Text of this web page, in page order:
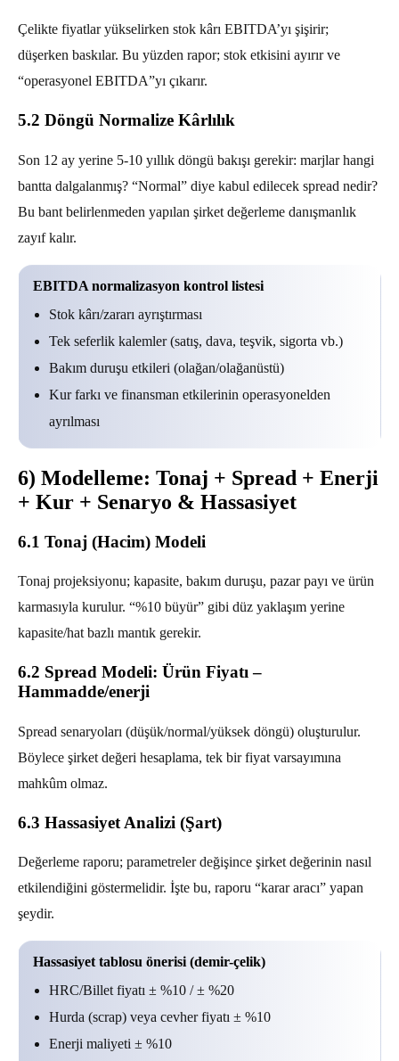
Çelikte fiyatlar yükselirken stok kârı EBITDA’yı şişirir;
düşerken baskılar. Bu yüzden rapor; stok etkisini ayırır ve
“operasyonel EBITDA”yı çıkarır.
5.2 Döngü Normalize Kârlılık
Son 12 ay yerine 5-10 yıllık döngü bakışı gerekir: marjlar hangi
bantta dalgalanmış? “Normal” diye kabul edilecek spread nedir?
Bu bant belirlenmeden yapılan şirket değerleme danışmanlık
zayıf kalır.
EBITDA normalizasyon kontrol listesi
Stok kârı/zararı ayrıştırması
Tek seferlik kalemler (satış, dava, teşvik, sigorta vb.)
Bakım duruşu etkileri (olağan/olağanüstü)
Kur farkı ve finansman etkilerinin operasyonelden
ayrılması
6) Modelleme: Tonaj + Spread + Enerji
+ Kur + Senaryo & Hassasiyet
6.1 Tonaj (Hacim) Modeli
Tonaj projeksiyonu; kapasite, bakım duruşu, pazar payı ve ürün
karmasıyla kurulur. “%10 büyür” gibi düz yaklaşım yerine
kapasite/hat bazlı mantık gerekir.
6.2 Spread Modeli: Ürün Fiyatı –
Hammadde/enerji
Spread senaryoları (düşük/normal/yüksek döngü) oluşturulur.
Böylece şirket değeri hesaplama, tek bir fiyat varsayımına
mahkûm olmaz.
6.3 Hassasiyet Analizi (Şart)
Değerleme raporu; parametreler değişince şirket değerinin nasıl
etkilendiğini göstermelidir. İşte bu, raporu “karar aracı” yapan
şeydir.
Hassasiyet tablosu önerisi (demir-çelik)
HRC/Billet fiyatı ± %10 / ± %20
Hurda (scrap) veya cevher fiyatı ± %10
Enerji maliyeti ± %10